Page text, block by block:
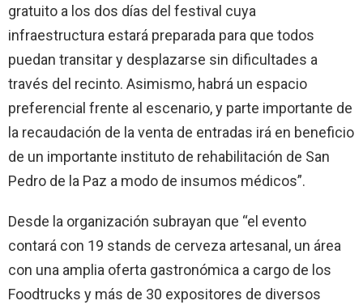
gratuito a los dos días del festival cuya
infraestructura estará preparada para que todos
puedan transitar y desplazarse sin dificultades a
través del recinto. Asimismo, habrá un espacio
preferencial frente al escenario, y parte importante de
la recaudación de la venta de entradas irá en beneficio
de un importante instituto de rehabilitación de San
Pedro de la Paz a modo de insumos médicos”.
Desde la organización subrayan que “el evento
contará con 19 stands de cerveza artesanal, un área
con una amplia oferta gastronómica a cargo de los
Foodtrucks y más de 30 expositores de diversos